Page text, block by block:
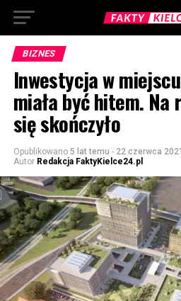
BIZNES
Inwestycja w
miała być hitem. Na
się skończyło
Opublikowano 5 lat temu - 22 czerwca 2021
Autor Redakcja FaktyKielce24.pl